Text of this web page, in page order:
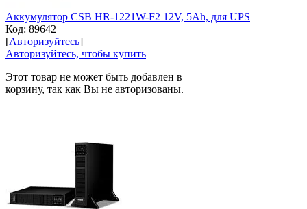
Аккумулятор CSB HR-1221W-F2 12V, 5Ah, для UPS
Код: 89642
[Авторизуйтесь]
Авторизуйтесь, чтобы купить
Этот товар не может быть добавлен в
корзину, так как Вы не авторизованы.